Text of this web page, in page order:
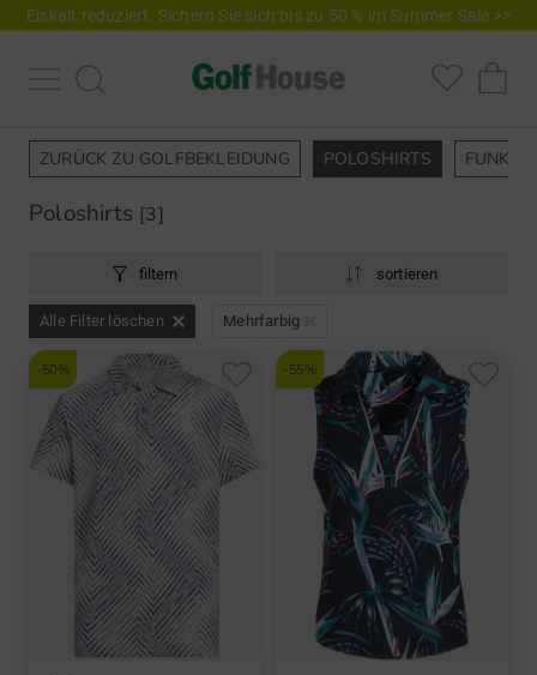
Eiskalt reduziert. Sichern Sie sich bis zu 50 % im Summer Sale >>
ZURÜCK ZU GOLFBEKLEIDUNG POLOSHIRTS
Poloshirts [3]
filtern sortieren
Alle Filter löschen Mehrfarbig
-50% -55%